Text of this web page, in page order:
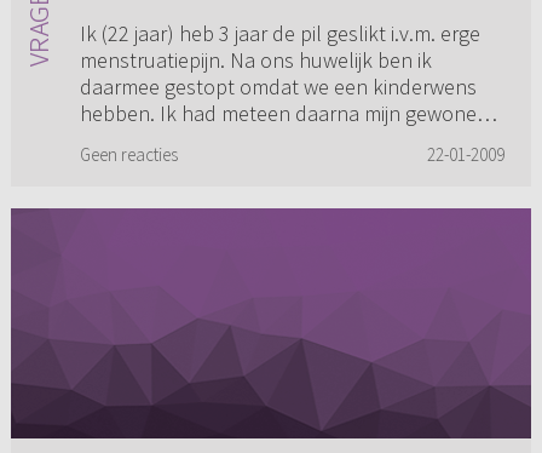
Ik (22 jaar) heb 3 jaar de pil geslikt i.v.m. erge
menstruatiepijn. Na ons huwelijk ben ik
daarmee gestopt omdat we een kinderwens
hebben. Ik had meteen daarna mijn gewone
Geen reacties 22-01-2009